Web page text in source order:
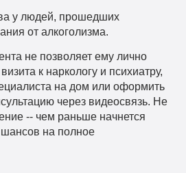
у людей, прошедших
от алкоголизма.
не позволяет ему лично
к наркологу и психиатру,
на дом или оформить
через видеосвязь. Не
-- чем раньше начнется
на полное